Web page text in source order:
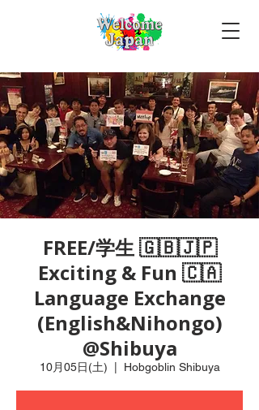
FREE/学生 🇬🇧🇯🇵
Exciting & Fun 🇨🇦
Language Exchange
(English&Nihongo)
@Shibuya
10月05日(土) Hobgoblin Shibuya